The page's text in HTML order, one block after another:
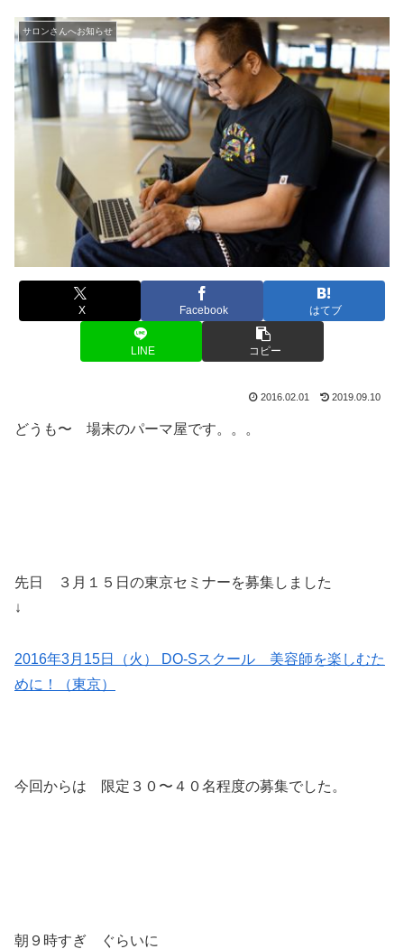
サロンさんへお知らせ
X Facebook はてブ
LINE コピー
2016.02.01 2019.09.10
どうも〜 場末のパーマ屋です。。。
先日 ３月１５日の東京セミナーを募集しました
↓
2016年3月15日（火） DO-Sスクール 美容師を楽しむた
めに！（東京）
今回からは 限定３０〜４０名程度の募集でした。
朝９時すぎ ぐらいに